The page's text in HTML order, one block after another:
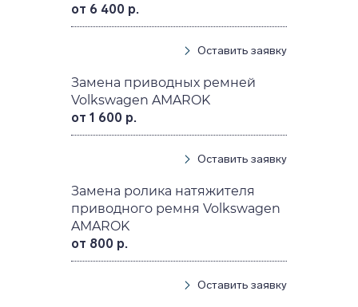
от 6 400 р.
Оставить заявку
Замена приводных ремней
Volkswagen AMAROK
от 1 600 р.
Оставить заявку
Замена ролика натяжителя
приводного ремня Volkswagen
AMAROK
от 800 р.
Оставить заявку